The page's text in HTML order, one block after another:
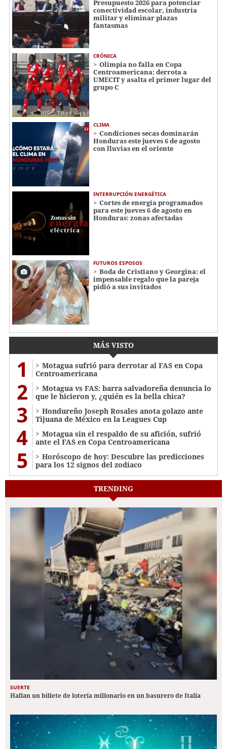
Presupuesto 2026 para potenciar
conectividad escolar, industria
militar y eliminar plazas
fantasmas
CRÓNICA
Olimpia no falla en Copa
Centroamericana: derrota a
UMECIT y asalta el primer lugar del
grupo C
CLIMA
Condiciones secas dominarán
Honduras este jueves 6 de agosto
con lluvias en el oriente
INTERRUPCIÓN ENERGÉTICA
Cortes de energía programados
para este jueves 6 de agosto en
Honduras: zonas afectadas
FUTUROS ESPOSOS
Boda de Cristiano y Georgina: el
impensable regalo que la pareja
pidió a sus invitados
MÁS VISTO
1
Motagua sufrió para derrotar al FAS en Copa
Centroamericana
2
Motagua vs FAS: barra salvadoreña denuncia lo
que le hicieron y, ¿quién es la bella chica?
3
Hondureño Joseph Rosales anota golazo ante
Tijuana de México en la Leagues Cup
4
Motagua sin el respaldo de su afición, sufrió
ante el FAS en Copa Centroamericana
5
Horóscopo de hoy: Descubre las predicciones
para los 12 signos del zodiaco
TRENDING
SUERTE
Hallan un billete de lotería millonario en un basurero de Italia